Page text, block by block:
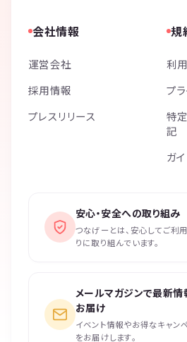
会社情報
運営会社
採用情報
プレスリリース
規
利
プ
特
記
ガ
安心・安全への取り組み
つなげーとは、安心してご利
りに取り組んでいます。
メールマガジンで最新情
お届け
イベント情報やお得なキャン
をお届けします。